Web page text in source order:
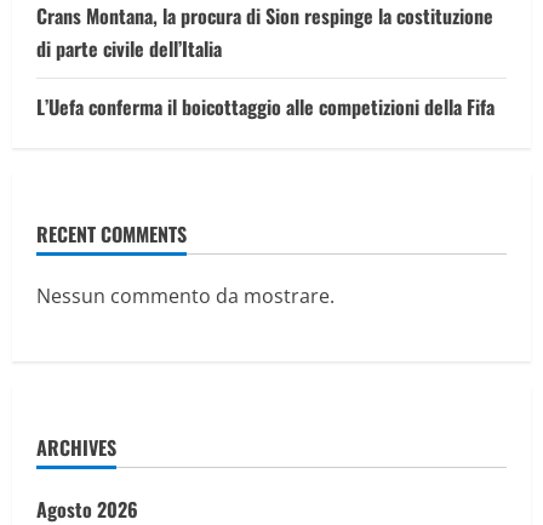
Crans Montana, la procura di Sion respinge la costituzione
di parte civile dell’Italia
L’Uefa conferma il boicottaggio alle competizioni della Fifa
RECENT COMMENTS
Nessun commento da mostrare.
ARCHIVES
Agosto 2026